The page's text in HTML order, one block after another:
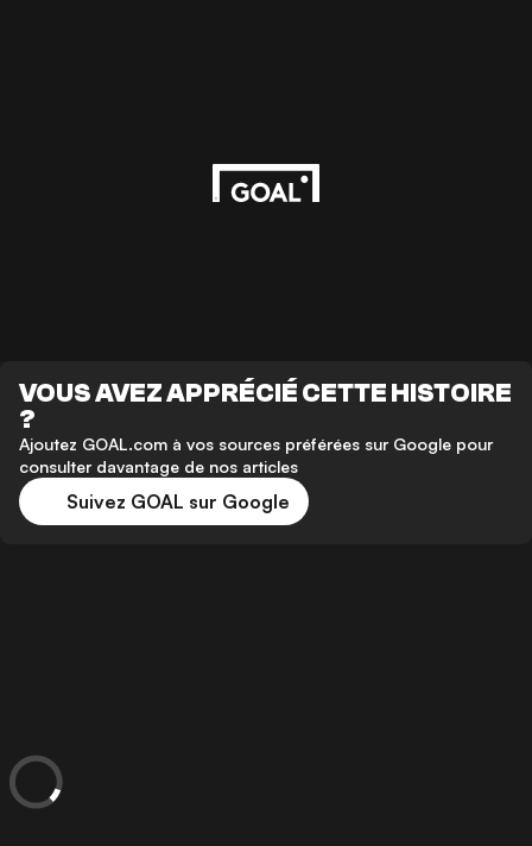
VOUS AVEZ APPRÉCIÉ CETTE HISTOIRE
?
Ajoutez GOAL.com à vos sources préférées sur Google pour
consulter davantage de nos articles
Suivez GOAL sur Google